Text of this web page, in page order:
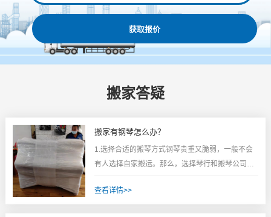
获取报价
搬家答疑
搬家有钢琴怎么办？
1.选择合适的搬琴方式钢琴贵重又脆弱，一般不会
有人选择自家搬运。那么，选择琴行和搬琴公司的
选呢？琴行：一般主业是卖琴，搬琴服务大多是跟
查看详情>>